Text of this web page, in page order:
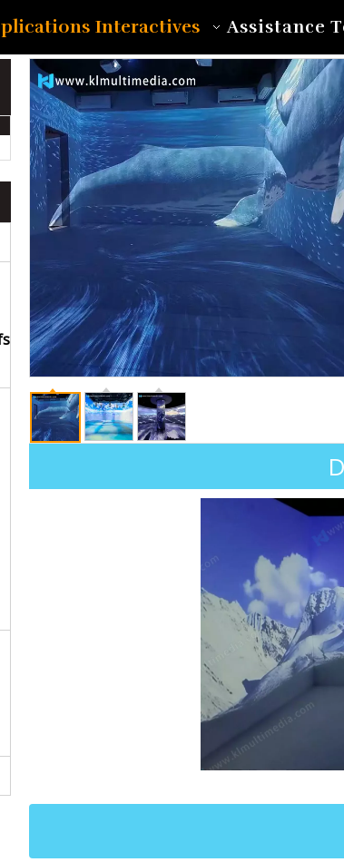
Interactives Assistance